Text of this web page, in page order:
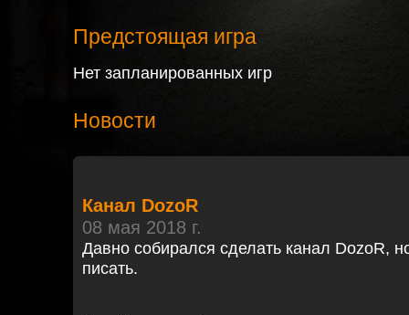
Предстоящая игра
Нет запланированных игр
Новости
Канал DozoR
08 мая 2018 г.
Давно собирался сделать канал DozoR,
писать.